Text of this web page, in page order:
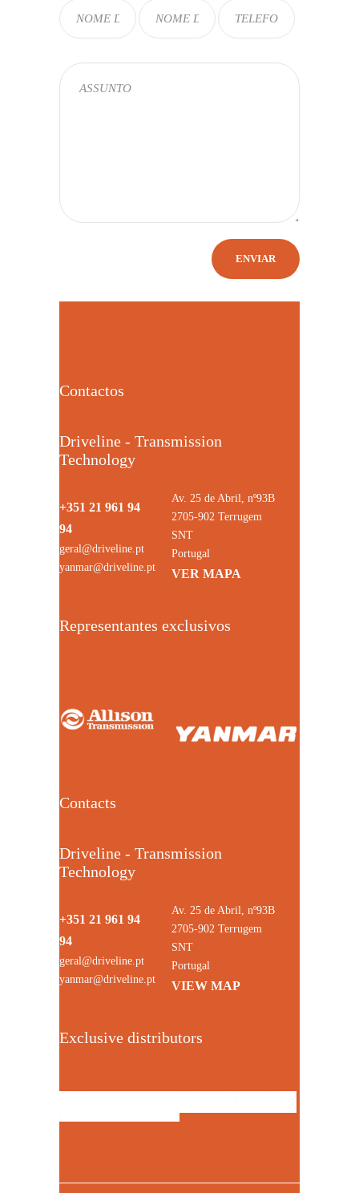
Contactos
Driveline - Transmission
Technology
+351 21 961 94
94
geral@driveline.pt
yanmar@driveline.pt
Av. 25 de Abril, nº93B
2705-902 Terrugem
SNT
Portugal
VER MAPA
Representantes exclusivos
Contacts
Driveline - Transmission
Technology
+351 21 961 94
94
geral@driveline.pt
yanmar@driveline.pt
Av. 25 de Abril, nº93B
2705-902 Terrugem
SNT
Portugal
VIEW MAP
Exclusive distributors